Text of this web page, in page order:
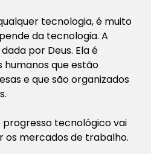
tecnologia, é muito
da tecnologia. A
por Deus. Ela é
humanos que estão
e que são organizados
progresso tecnológico vai
os mercados de trabalho.